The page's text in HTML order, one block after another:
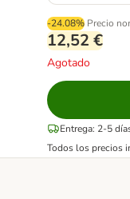
-24.08% Precio
12,52 €
Agotado
Entrega: 2-5
Todos los precios